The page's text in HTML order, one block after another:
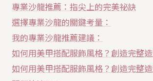
專業沙龍推薦：指尖上的完美祕訣
選擇專業沙龍的關鍵考量：
我的專業沙龍推薦建議：
如何用美甲搭配服飾風格？創造完整
如何用美甲搭配服飾風格？創造完整